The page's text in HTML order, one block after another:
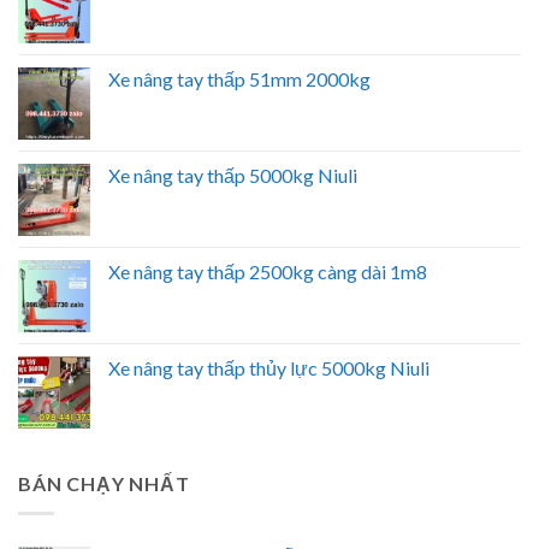
Xe nâng tay thấp 51mm 2000kg
Xe nâng tay thấp 5000kg Niuli
Xe nâng tay thấp 2500kg càng dài 1m8
Xe nâng tay thấp thủy lực 5000kg Niuli
BÁN CHẠY NHẤT